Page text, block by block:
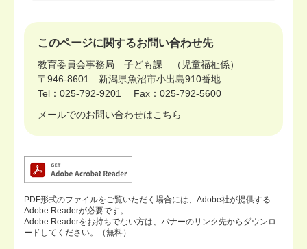
このページに関するお問い合わせ先
教育委員会事務局 子ども課
児童福祉係
〒946-8601
新潟県魚沼市小出島910番地
Tel：025-792-9201
Fax：025-792-5600
メールでのお問い合わせはこちら
PDF形式のファイルをご覧いただく場合には、Adobe社が提供する
Adobe Readerが必要です。
Adobe Readerをお持ちでない方は、バナーのリンク先からダウンロ
ードしてください。（無料）